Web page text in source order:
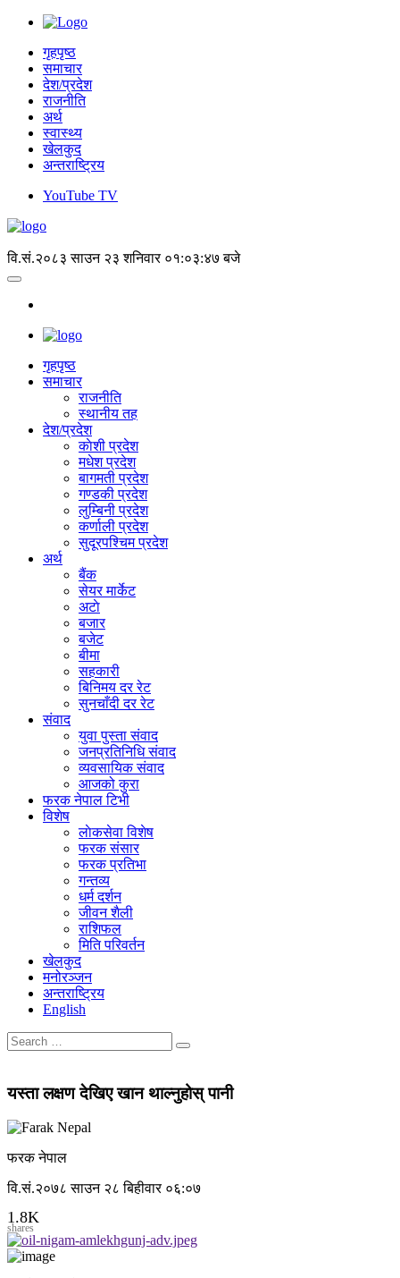
गृहपृष्ठ
समाचार
देश/प्रदेश
राजनीति
अर्थ
स्वास्थ्य
खेलकुद
अन्तराष्ट्रिय
YouTube TV
वि.सं.२०८३ साउन २३ शनिवार ०१:०३:४७ बजे
गृहपृष्‍ठ
समाचार
राजनीति
स्थानीय तह
देश/प्रदेश
काेशी प्रदेश
मधेश प्रदेश
बागमती प्रदेश
गण्डकी प्रदेश
लुम्बिनी प्रदेश
कर्णाली प्रदेश
सुदूरपश्चिम प्रदेश
अर्थ
बैंक
सेयर मार्केट
अटाे
बजार
बजेट
बीमा
सहकारी
बिनिमय दर रेट
सुनचाँदी दर रेट
संवाद
युवा पुस्ता संवाद
जनप्रतिनिधि संवाद
व्यवसायिक संवाद
आजको कुरा
फरक नेपाल टिभी
विशेष
लाेकसेवा विशेष
फरक संसार
फरक प्रतिभा
गन्तव्य
धर्म दर्शन
जीवन शैली
राशिफल
मिति परिवर्तन
खेलकुद
मनोरञ्जन
अन्तराष्ट्रिय
English
यस्ता लक्षण देखिए खान थाल्नुहोस् पानी
फरक नेपाल
वि.सं.२०७८ साउन २८ बिहीवार ०६:०७
1.8K
shares